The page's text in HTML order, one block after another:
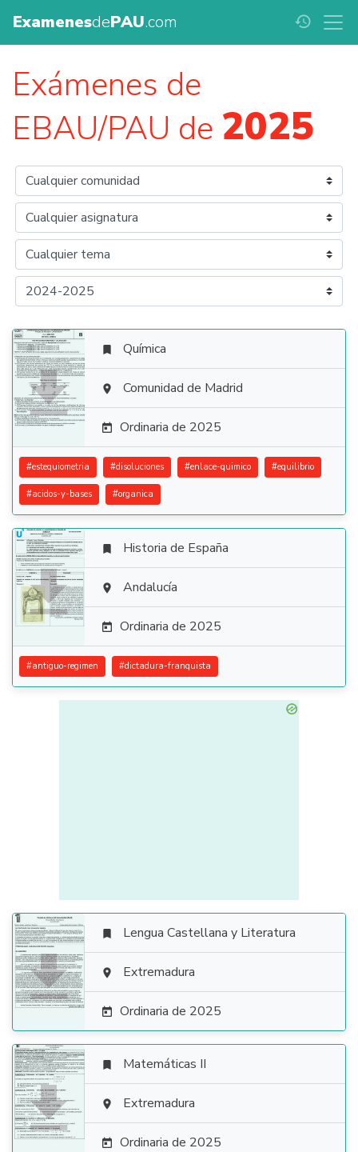
ExamenesdePAU.com history
Exámenes de
EBAU/PAU de 2025

 Química
 Comunidad de Madrid
 Ordinaria de 2025
#estequiometria #disoluciones #enlace-quimico #equilibrio
#acidos-y-bases #organica

 Historia de España
 Andalucía
 Ordinaria de 2025
#antiguo-regimen #dictadura-franquista

 Lengua Castellana y Literatura
 Extremadura
 Ordinaria de 2025

 Matemáticas II
 Extremadura
 Ordinaria de 2025